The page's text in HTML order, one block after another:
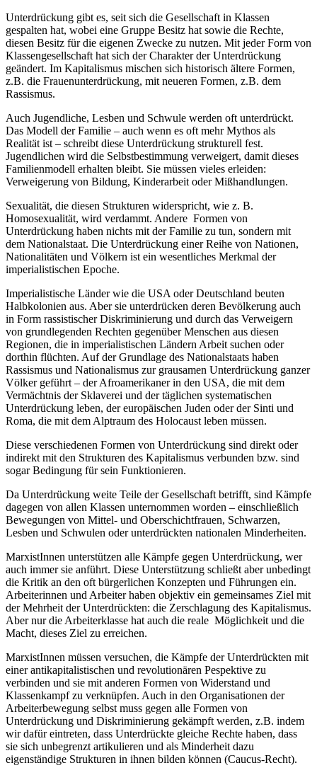
Unterdrückung gibt es, seit sich die Gesellschaft in Klassen
gespalten hat, wobei eine Gruppe Besitz hat sowie die Rechte,
diesen Besitz für die eigenen Zwecke zu nutzen. Mit jeder Form von
Klassengesellschaft hat sich der Charakter der Unterdrückung
geändert. Im Kapitalismus mischen sich historisch ältere Formen,
z.B. die Frauenunterdrückung, mit neueren Formen, z.B. dem
Rassismus.
Auch Jugendliche, Lesben und Schwule werden oft unterdrückt.
Das Modell der Familie – auch wenn es oft mehr Mythos als
Realität ist – schreibt diese Unterdrückung strukturell fest.
Jugendlichen wird die Selbstbestimmung verweigert, damit dieses
Familienmodell erhalten bleibt. Sie müssen vieles erleiden:
Verweigerung von Bildung, Kinderarbeit oder Mißhandlungen.
Sexualität, die diesen Strukturen widerspricht, wie z. B.
Homosexualität, wird verdammt. Andere Formen von
Unterdrückung haben nichts mit der Familie zu tun, sondern mit
dem Nationalstaat. Die Unterdrückung einer Reihe von Nationen,
Nationalitäten und Völkern ist ein wesentliches Merkmal der
imperialistischen Epoche.
Imperialistische Länder wie die USA oder Deutschland beuten
Halbkolonien aus. Aber sie unterdrücken deren Bevölkerung auch
in Form rassistischer Diskriminierung und durch das Verweigern
von grundlegenden Rechten gegenüber Menschen aus diesen
Regionen, die in imperialistischen Ländern Arbeit suchen oder
dorthin flüchten. Auf der Grundlage des Nationalstaats haben
Rassismus und Nationalismus zur grausamen Unterdrückung ganzer
Völker geführt – der Afroamerikaner in den USA, die mit dem
Vermächtnis der Sklaverei und der täglichen systematischen
Unterdrückung leben, der europäischen Juden oder der Sinti und
Roma, die mit dem Alptraum des Holocaust leben müssen.
Diese verschiedenen Formen von Unterdrückung sind direkt oder
indirekt mit den Strukturen des Kapitalismus verbunden bzw. sind
sogar Bedingung für sein Funktionieren.
Da Unterdrückung weite Teile der Gesellschaft betrifft, sind Kämpfe
dagegen von allen Klassen unternommen worden – einschließlich
Bewegungen von Mittel- und Oberschichtfrauen, Schwarzen,
Lesben und Schwulen oder unterdrückten nationalen Minderheiten.
MarxistInnen unterstützen alle Kämpfe gegen Unterdrückung, wer
auch immer sie anführt. Diese Unterstützung schließt aber unbedingt
die Kritik an den oft bürgerlichen Konzepten und Führungen ein.
Arbeiterinnen und Arbeiter haben objektiv ein gemeinsames Ziel mit
der Mehrheit der Unterdrückten: die Zerschlagung des Kapitalismus.
Aber nur die Arbeiterklasse hat auch die reale Möglichkeit und die
Macht, dieses Ziel zu erreichen.
MarxistInnen müssen versuchen, die Kämpfe der Unterdrückten mit
einer antikapitalistischen und revolutionären Pespektive zu
verbinden und sie mit anderen Formen von Widerstand und
Klassenkampf zu verknüpfen. Auch in den Organisationen der
Arbeiterbewegung selbst muss gegen alle Formen von
Unterdrückung und Diskriminierung gekämpft werden, z.B. indem
wir dafür eintreten, dass Unterdrückte gleiche Rechte haben, dass
sie sich unbegrenzt artikulieren und als Minderheit dazu
eigenständige Strukturen in ihnen bilden können (Caucus-Recht).